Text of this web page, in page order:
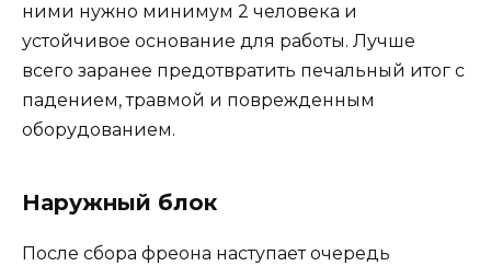
ними нужно минимум 2 человека и
устойчивое основание для работы. Лучше
всего заранее предотвратить печальный итог с
падением, травмой и поврежденным
оборудованием.
Наружный блок
После сбора фреона наступает очередь